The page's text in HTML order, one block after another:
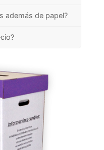
además de papel?